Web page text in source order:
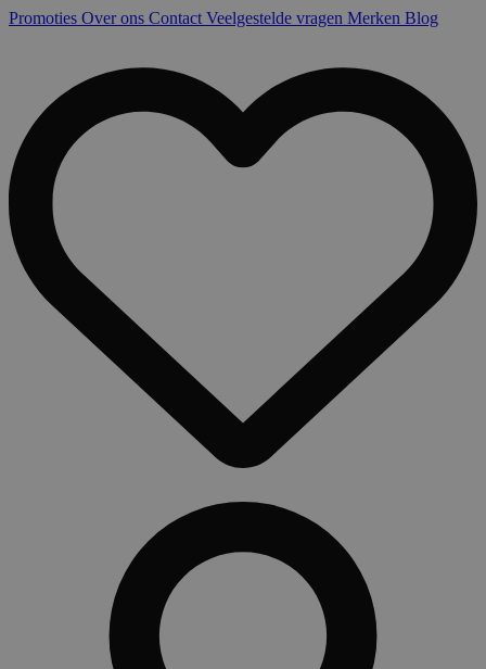
Promoties Over ons Contact Veelgestelde vragen Merken Blog